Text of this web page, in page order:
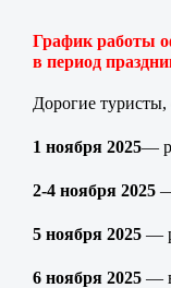
График работы
в период
Дорогие
1 ноября 2025—
2-4 ноября 2025
5 ноября 2025 —
6 ноября 2025 —